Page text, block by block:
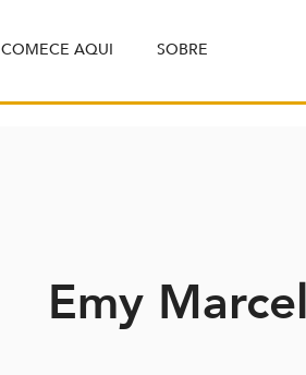
COMECE AQUI SOBRE
Emy